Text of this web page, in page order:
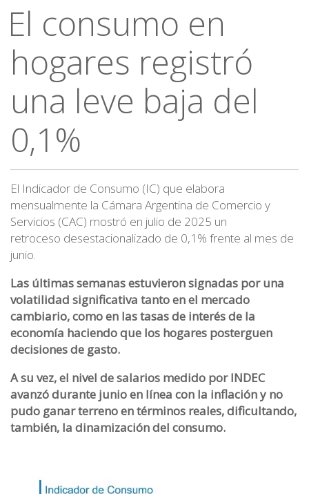
El consumo en
hogares registró
una leve baja del
0,1%
El Indicador de Consumo (IC) que elabora
mensualmente la Cámara Argentina de Comercio y
Servicios (CAC) mostró en julio de 2025 un
retroceso desestacionalizado de 0,1% frente al mes de
junio.
Las últimas semanas estuvieron signadas por una
volatilidad significativa tanto en el mercado
cambiario, como en las tasas de interés de la
economía haciendo que los hogares posterguen
decisiones de gasto.
A su vez, el nivel de salarios medido por INDEC
avanzó durante junio en línea con la inflación y no
pudo ganar terreno en términos reales, dificultando,
también, la dinamización del consumo.